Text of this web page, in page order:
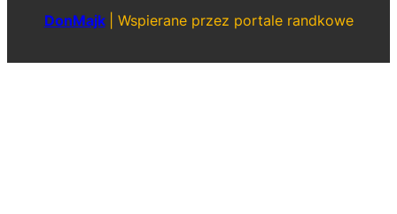
DonMajk Wspierane przez portale randkowe